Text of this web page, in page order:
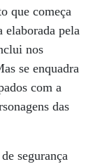
que começa
elaborada pela
nos
se enquadra
com a
das
segurança